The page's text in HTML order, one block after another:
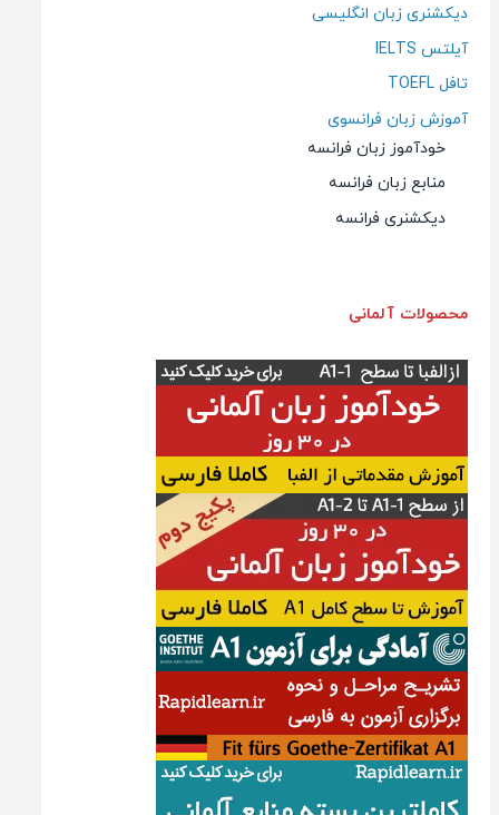
دیکشنری زبان انگلیسی
آیلتس IELTS
تافل TOEFL
آموزش زبان فرانسوی
خودآموز زبان فرانسه
منابع زبان فرانسه
دیکشنری فرانسه
محصولات آلمانی